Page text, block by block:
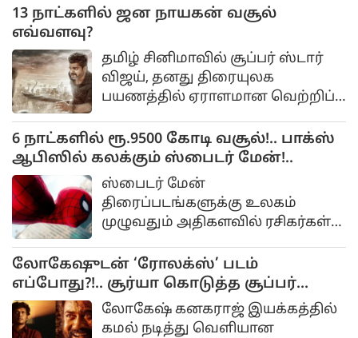
திகழ்கிறது. ஜியோ
13 நாட்களில் ஜன நாயகன் வசூல்
எவ்வளவு?
தமிழ் சினிமாவில் சூப்பர் ஸ்டார்
விஜய், தனது திரையுலக
பயணத்தில் ஏராளமான வெற்றிப்
உனக்காக, காதலுக்கு
6 நாட்களில் ரூ.9500 கோடி வசூல்!.. பாக்ஸ்
ஆபிஸில் கலக்கும் ஸ்பைடர் மேன்!..
ஸ்பைடர் மேன்
திரைப்படங்களுக்கு உலகம்
முழுவதும் அதிகளவில் ரசிகர்கள்
லோகேஷுடன் ‘ரோலக்ஸ்’ படம்
எப்போது?!.. சூர்யா கொடுத்த சூப்பர்
அப்டேட்!..
லோகேஷ் கனகராஜ் இயக்கத்தில்
கமல் நடித்து வெளியான